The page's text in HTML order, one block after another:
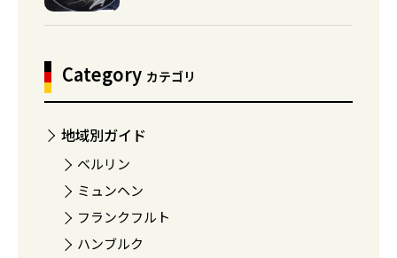
Category カテゴリ
地域別ガイド
ベルリン
ミュンヘン
フランクフルト
ハンブルク